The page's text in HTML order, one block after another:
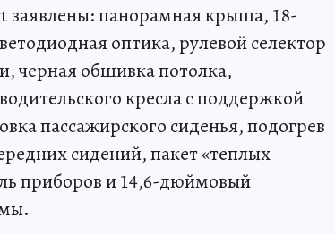
заявлены: панорамная крыша, 18-
оптика, рулевой селектор
черная обшивка потолка,
кресла с поддержкой
пассажирского сиденья, подогрев
сидений, пакет «теплых
приборов и 14,6-дюймовый